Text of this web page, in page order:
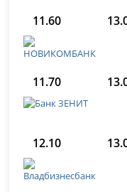
11.60
11.70
12.10